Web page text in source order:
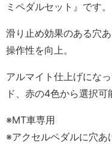
ミペダルセット』です。
滑り止め効果のある穴
操作性を向上。
アルマイト仕上げにな
ド、赤の4色から選択可
※MT車専用
※アクセルペダルに穴あ